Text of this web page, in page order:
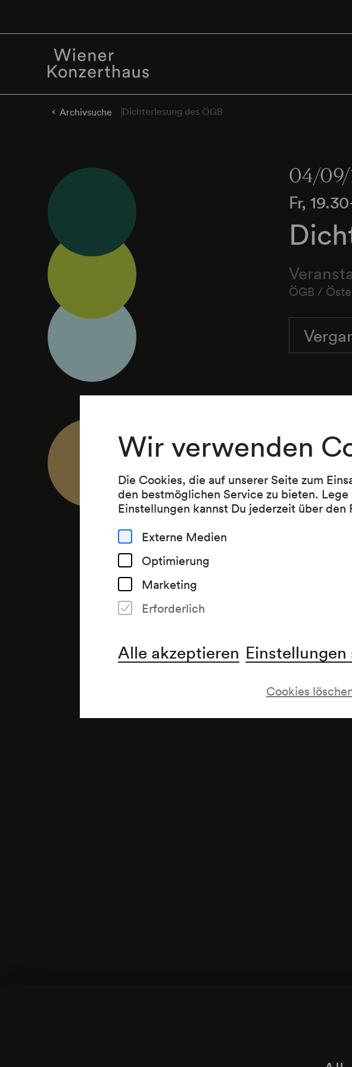
Wir verwenden
Die Cookies, die auf unserer Seite zum
den bestmöglichen Service zu bieten.
Einstellungen kannst Du jederzeit über den
Externe Medien
Optimierung
Marketing
Erforderlich
Alle akzeptieren
Cookies
Archivsuche Dichterlesung des ÖGB
04/09/
Fr,
ÖGB /
Anmerkung